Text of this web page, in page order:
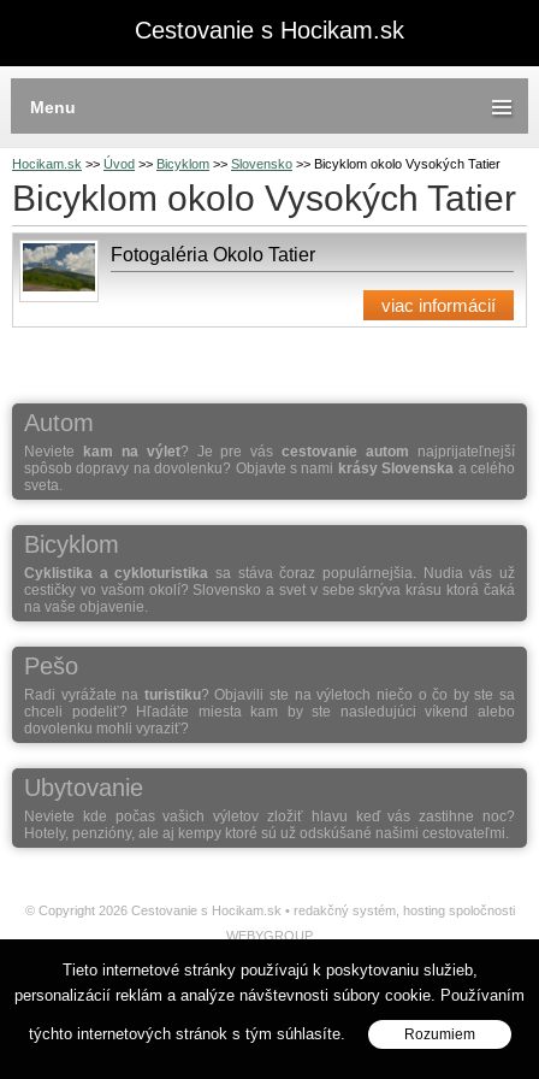
Cestovanie s Hocikam.sk
Hocikam.sk >> Úvod >> Bicyklom >> Slovensko >> Bicyklom okolo Vysokých Tatier
Bicyklom okolo Vysokých Tatier
Fotogaléria Okolo Tatier
viac informácií
Menu
Autom
Neviete kam na výlet? Je pre váscestovanie autom najprijateľnejší
spôsob dopravy na dovolenku? Objavte s nami krásy Slovenska a celého
sveta.
Bicyklom
Cyklistika a cykloturistika sa stáva čoraz populárnejšia. Nudia vás už
cestičky vo vašom okolí? Slovensko a svet v sebe skrýva krásu ktorá čaká
na vaše objavenie.
Pešo
Radi vyrážate na turistiku? Objavili ste na výletoch niečo o čo by ste sa
chceli podeliť? Hľadáte miesta kam by ste nasledujúci víkend alebo
dovolenku mohli vyraziť?
Ubytovanie
Neviete kde počas vašich výletov zložiť hlavu keď vás zastihne noc?
Hotely, penzióny, ale aj kempy ktoré sú už odskúšané našimi cestovateľmi.
© Copyright 2026 Cestovanie s Hocikam.sk • redakčný systém, hostingspoločnosti
WEBYGROUP
Tieto internetové stránky používajú k poskytovaniu služieb,
personalizácií reklám a analýze návštevnosti súbory cookie. Používaním
týchto internetových stránok s tým súhlasíte. Rozumiem